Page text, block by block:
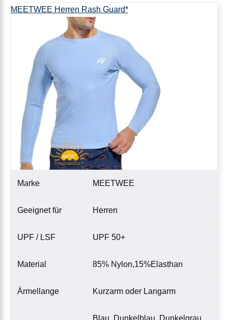
MEETWEE Herren Rash Guard*
Marke MEETWEE
Geeignet für Herren
UPF / LSF UPF 50+
Material 85% Nylon,15%Elasthan
Ärmellange Kurzarm oder Langarm